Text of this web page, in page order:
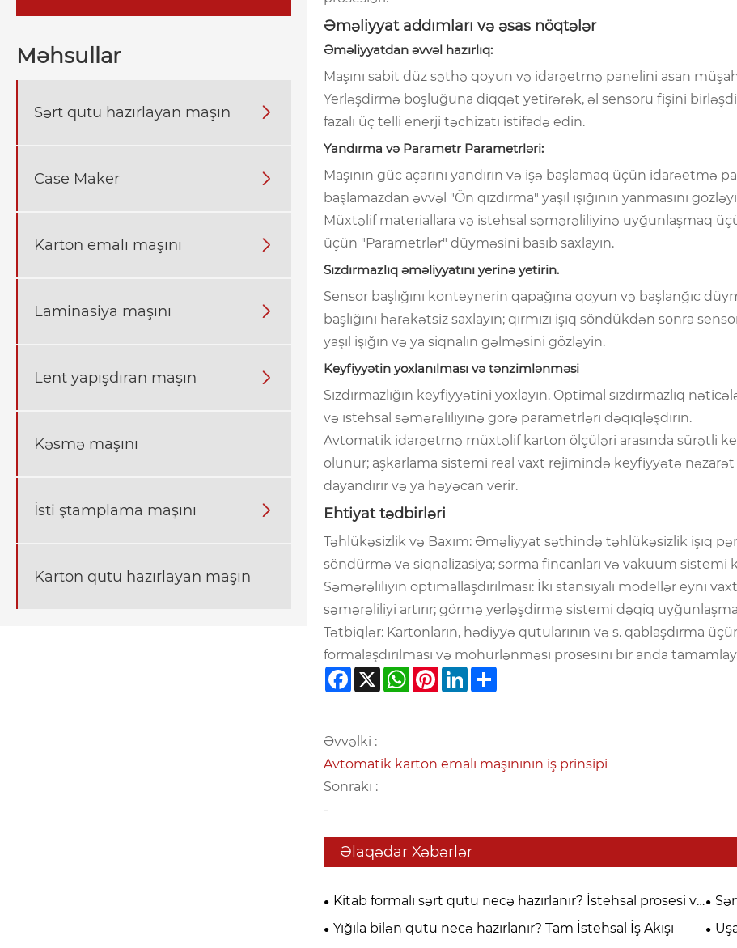
Məhsullar
Sərt qutu hazırlayan maşın 
Case Maker 
Karton emalı maşını 
Laminasiya maşını 
Lent yapışdıran maşın 
Kəsmə maşını
İsti ştamplama maşını 
Karton qutu hazırlayan maşın
Əməliyyat addımları və əsas nöqtələr
Əməliyyatdan əvvəl hazırlıq:
Maşını sabit düz səthə qoyun və idarəetmə panelini asan
Yerləşdirmə boşluğuna diqqət yetirərək, əl sensoru fişini
fazalı üç telli enerji təchizatı istifadə edin.
Yandırma və Parametr Parametrləri:
Maşının güc açarını yandırın və işə başlamaq üçün idarəetmə
başlamazdan əvvəl "Ön qızdırma" yaşıl işığının yanmasını
Müxtəlif materiallara və istehsal səmərəliliyinə uyğunlaşmaq
üçün "Parametrlər" düyməsini basıb saxlayın.
Sızdırmazlıq əməliyyatını yerinə yetirin.
Sensor başlığını konteynerin qapağına qoyun və başlanğıc
başlığını hərəkətsiz saxlayın; qırmızı işıq söndükdən sonra
yaşıl işığın və ya siqnalın gəlməsini gözləyin.
Keyfiyyətin yoxlanılması və tənzimlənməsi
Sızdırmazlığın keyfiyyətini yoxlayın. Optimal sızdırmazlıq
və istehsal səmərəliliyinə görə parametrləri dəqiqləşdirin.
Avtomatik idarəetmə müxtəlif karton ölçüləri arasında sürətli
olunur; aşkarlama sistemi real vaxt rejimində keyfiyyətə
dayandırır və ya həyəcan verir.
Ehtiyat tədbirləri
Təhlükəsizlik və Baxım: Əməliyyat səthində təhlükəsizlik işıq
söndürmə və siqnalizasiya; sorma fincanları və vakuum
Səmərəliliyin optimallaşdırılması: İki stansiyalı modellər eyni
səmərəliliyi artırır; görmə yerləşdirmə sistemi dəqiq
Tətbiqlər: Kartonların, hədiyyə qutularının və s. qablaşdırma
formalaşdırılması və möhürlənməsi prosesini bir anda
Facebook
X WhatsApp
Pinterest
LinkedIn
Əvvəlki :
Avtomatik karton emalı maşınının iş prinsipi
Sonrakı :
-
Əlaqədar Xəbərlər
Kitab formalı sərt qutu necə hazırlanır? İstehsal prosesi və
avtomatlaşdırılması üçün tam bələdçi
Yığıla bilən qutu necə hazırlanır? Tam İstehsal İş Akışı